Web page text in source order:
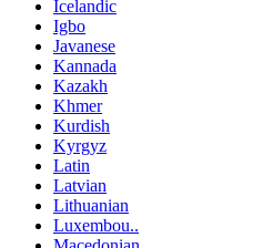
Icelandic
Igbo
Javanese
Kannada
Kazakh
Khmer
Kurdish
Kyrgyz
Latin
Latvian
Lithuanian
Luxembou..